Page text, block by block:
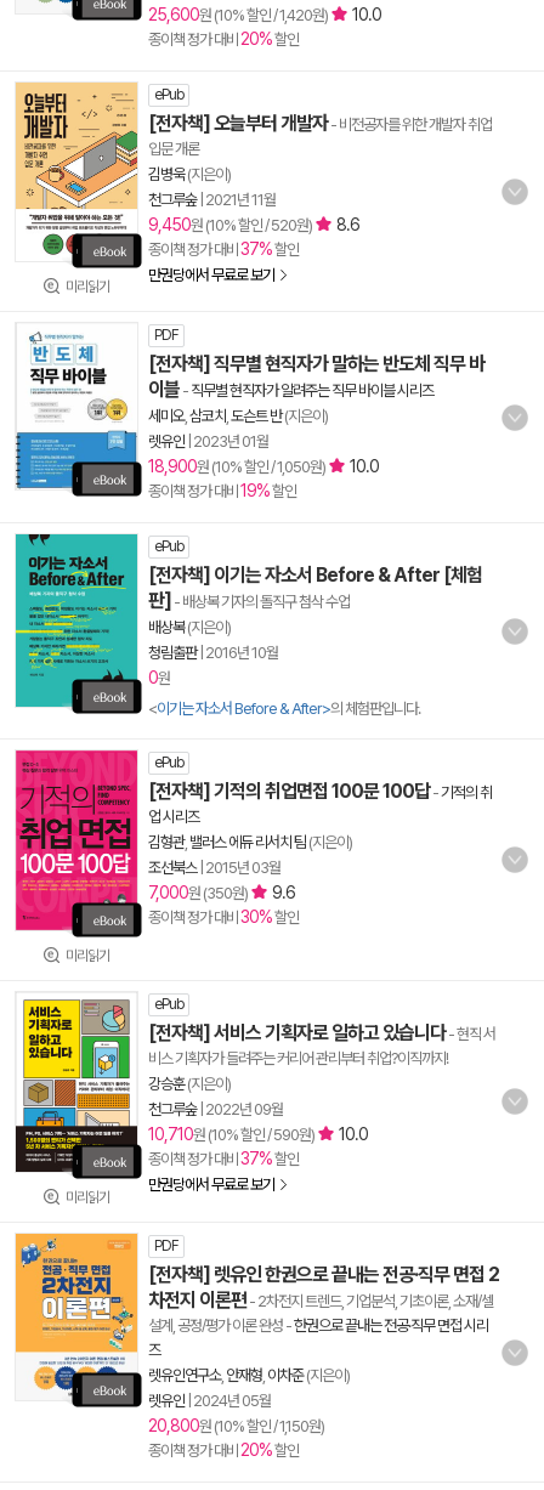
25,600원 (10% 할인 / 1,420원) 10.0
종이책 정가 대비 20%할인
미리읽기
ePub
[전자책] 오늘부터 개발자- 비전공자를 위한 개발자 취업
입문 개론
김병욱(지은이)
천그루숲| 2021년 11월
9,450원 (10% 할인 / 520원) 8.6
종이책 정가 대비 37%할인
만권당에서 무료로 보기
PDF
[전자책] 직무별 현직자가 말하는 반도체 직무 바
이블 - 직무별 현직자가 알려주는 직무 바이블 시리즈
세미오, 삼코치 도슨트 반(지은이)
렛유인 2023년 01월
18,900원 (10% 할인 / 1,050원) 10.0
종이책 정가 대비 19%할인
ePub
[전자책] 이기는 자소서 Before & After [체험
판] - 배상복 기자의 돌직구 첨삭 수업
배상복(지은이)
청림출판| 2016년 10월
0원
<이기는 자소서 Before & After>의 체험판입니다.
미리읽기
ePub
[전자책] 기적의 취업면접 100문 100답-기적의 취
업 시리즈
김형관, 밸러스 에듀 리서치 팀 (지은이)
조선북스| 2015년 03월
7,000원 (350원) 9.6
종이책 정가 대비 30%할인
미리읽기
ePub
[전자책] 서비스 기획자로 일하고 있습니다- 현직 서
비스 기획자가 들려주는 커리어 관리부터 취업?이직까지!
강승훈(지은이)
천그루숲| 2022년 09월
10,710원 (10% 할인 / 590원) 10.0
종이책 정가 대비 37%할인
만권당에서 무료로 보기
PDF
[전자책] 렛유인 한권으로 끝내는 전공·직무 면접 2
차전지 이론편 - 2차전지 트렌드, 기업분석, 기초이론, 소재/셀
설계, 공정/평가 이론 완성 -한권으로 끝내는 전공·직무 면접 시리
즈
렛유인연구소, 안재형 이차준(지은이)
렛유인 2024년 05월
20,800원 (10% 할인 / 1,150원)
종이책 정가 대비 20%할인